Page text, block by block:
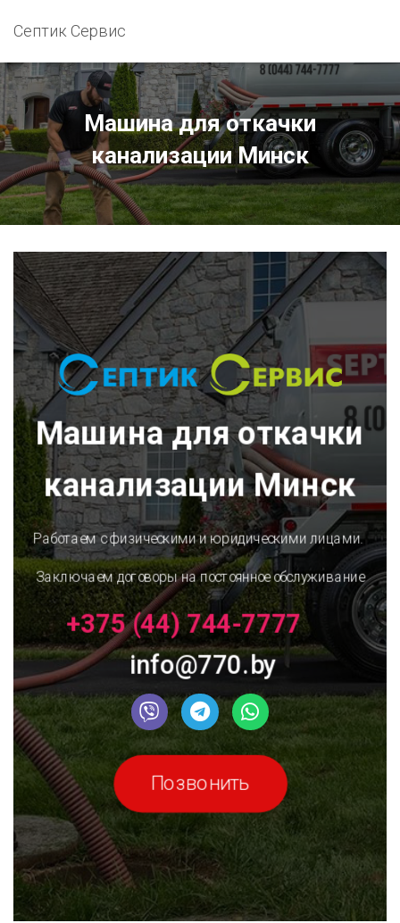
Септик Сервис
Машина для откачки
канализации Минск
Машина для откачки
канализации Минск
Работаем с физическими и юридическими лицами.
Заключаем договоры на постоянное обслуживание
+375 (44) 744-7777
info@770.by
Позвонить